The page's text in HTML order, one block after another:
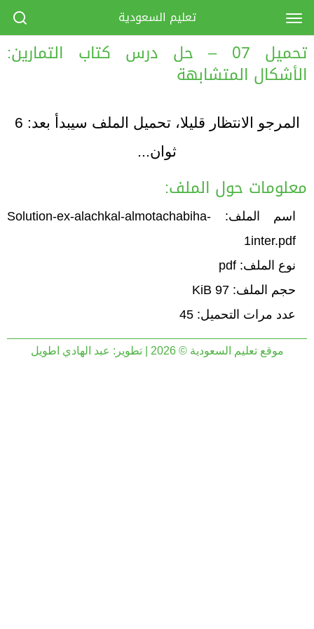
تحميل 07 – حل درس كتاب التمارين:
الأشكال المتشابهة
المرجو الانتظار قليلا، تحميل الملف سيبدأ بعد: 6
ثوان...
معلومات حول الملف:
اسم الملف: Solution-ex-alachkal-almotachabiha-
1inter.pdf
نوع الملف: pdf
حجم الملف: 97 KiB
عدد مرات التحميل: 45
موقع تعليم السعودية © 2026 | تطوير: عبد الهادي اطويل
تعليم السعودية